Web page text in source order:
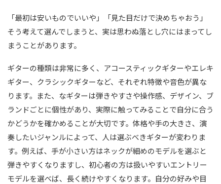
「最初は安いものでいいや」「見た目だけで決めちゃおう」
そう考えて選んでしまうと、実は思わぬ落とし穴にはまってし
まうことがあります。
ギターの種類は非常に多く、アコースティックギターやエレキ
ギター、クラシックギターなど、それぞれ特徴や音色が異な
ります。また、なギターは弾きやすさや操作感、デザイン、ブ
ランドごとに個性があり、実際に触ってみることで自分に合う
かどうかを確かめることが大切です。体格や手の大きさ、演
奏したいジャンルによって、人は選ぶべきギターが変わりま
す。例えば、手が小さい方はネックが細めのモデルを選ぶと
弾きやすくなりますし、初心者の方は扱いやすいエントリー
モデルを選べば、長く続けやすくなります。自分の好みや目